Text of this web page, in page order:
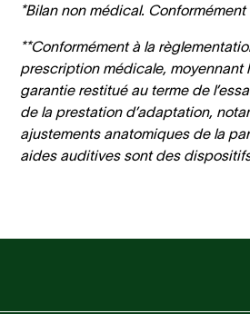
*Bilan non médical.
**Conformément à la
prescription médicale, moyennant
garantie restitué au terme de
de la prestation d’adaptation,
ajustements anatomiques de la
aides auditives sont des